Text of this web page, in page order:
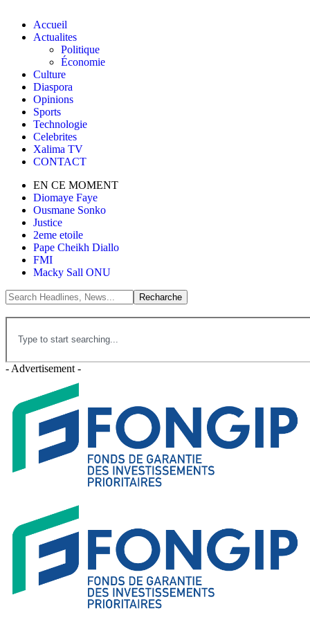
Accueil
Actualites
Politique
Économie
Culture
Diaspora
Opinions
Sports
Technologie
Celebrites
Xalima TV
CONTACT
EN CE MOMENT
Diomaye Faye
Ousmane Sonko
Justice
2eme etoile
Pape Cheikh Diallo
FMI
Macky Sall ONU
- Advertisement -